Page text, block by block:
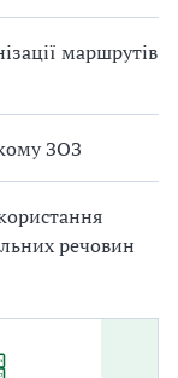
маршрутів
ЗОЗ
речовин